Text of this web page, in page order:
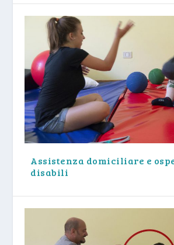
Assistenza domiciliare e
disabili